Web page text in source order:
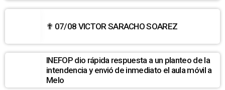
✟ 07/08 VICTOR SARACHO SOAREZ
INEFOP dio rápida respuesta a un planteo de la
intendencia y envió de inmediato el aula móvil a
Melo